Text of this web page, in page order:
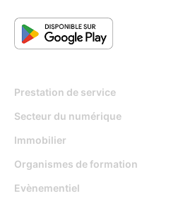
Prestation de service
Secteur du numérique
Immobilier
Organismes de formation
Evènementiel